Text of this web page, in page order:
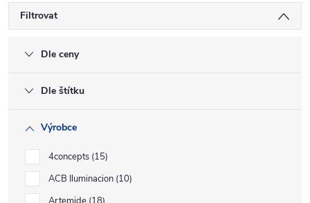
Filtrovat
Dle ceny
Dle štítku
Výrobce
4concepts 15
ACB Iluminacion 10